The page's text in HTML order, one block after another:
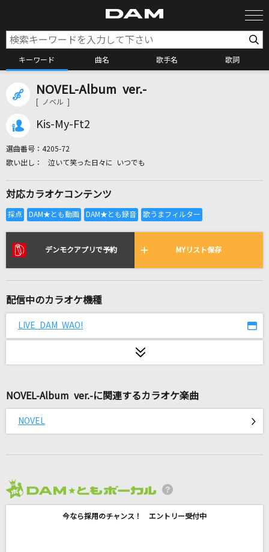
キーワード 曲名 歌手名 歌詞
カラオケ検索
全国りれき
リアルタイムで歌われている曲の一覧
Amazing Discovery
Soranji
[生音]あなたがいることで
Uru
[生音]青春コンプレックス
どんなときも。
槇原敬之(Makihara)
NOVEL-Album ver.-
[ ノベル ]
Kis-My-Ft2
選曲番号： 4205-72
泣いて笑った日々に いつでも
対応カラオケコンテンツ
デンモクアプリで予約 MYリスト保存
配信中のカラオケ機種
LIVE DAM WAO!
NOVEL-Album ver.-に関連するカラオケ楽曲
NOVEL
今なら採用のチャンス！ エントリー受付中